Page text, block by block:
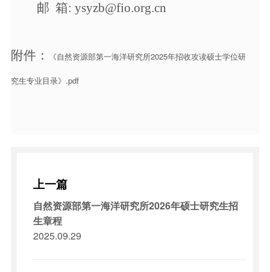
邮 箱: ysyzb@fio.org.cn
附件： 《自然资源部第一海洋研究所2025年招收攻读硕士学位研
究生专业目录》.pdf
上一篇
自然资源部第一海洋研究所2026年硕士研究生招
生章程
2025.09.29